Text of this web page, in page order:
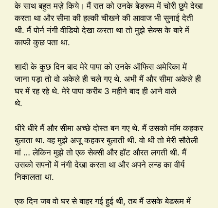
के साथ बहुत मज़े किये। मैं रात को उनके बेडरूम में चोरी छुपे देखा
करता था और सीमा की हल्की चीखने की आवाज भी सुनाई देती
थी. मैं पोर्न नंगी वीडियो देखा करता था तो मुझे सेक्स के बारे में
काफी कुछ पता था.
शादी के कुछ दिन बाद मेरे पापा को उनके ऑफिस अमेरिका में
जाना पड़ा तो वो अकेले ही चले गए थे. अभी मैं और सीमा अकेले ही
घर में रह रहे थे. मेरे पापा करीब 3 महीने बाद ही आने वाले
थे.
धीरे धीरे मैं और सीमा अच्छे दोस्त बन गए थे. मैं उसको मॉम कहकर
बुलाता था. वह मुझे अजू कहकर बुलाती थी. वो थी तो मेरी सौतेली
मां … लेकिन मुझे तो एक सेक्सी और हॉट औरत लगती थी. मैं
उसको सपनों में नंगी देखा करता था और अपने लन्ड का वीर्य
निकालता था.
एक दिन जब वो घर से बाहर गई हुई थी, तब मैं उसके बेडरूम में